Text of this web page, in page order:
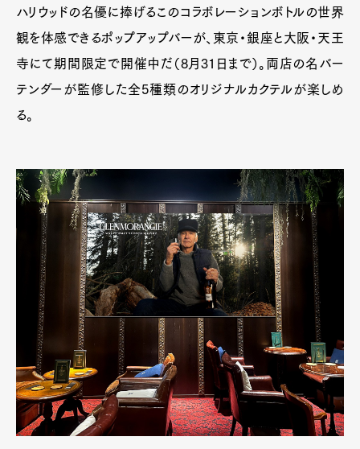
ハリウッドの名優に捧げるこのコラボレーションボトルの世界
観を体感できるポップアップバーが、東京・銀座と大阪・天王
寺にて期間限定で開催中だ（8月31日まで）。両店の名バー
テンダーが監修した全5種類のオリジナルカクテルが楽しめ
る。